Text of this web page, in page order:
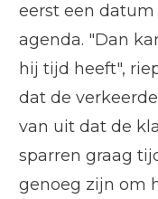
eerst een
agenda. "Dan
hij tijd heeft",
dat de
van uit dat de
sparren graag
genoeg zijn om